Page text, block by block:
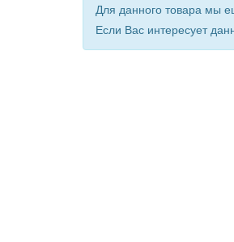
Для данного товара мы
Если Вас интересует